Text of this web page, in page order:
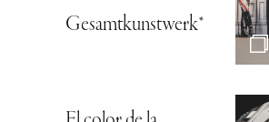
Gesamtkunstwerk*